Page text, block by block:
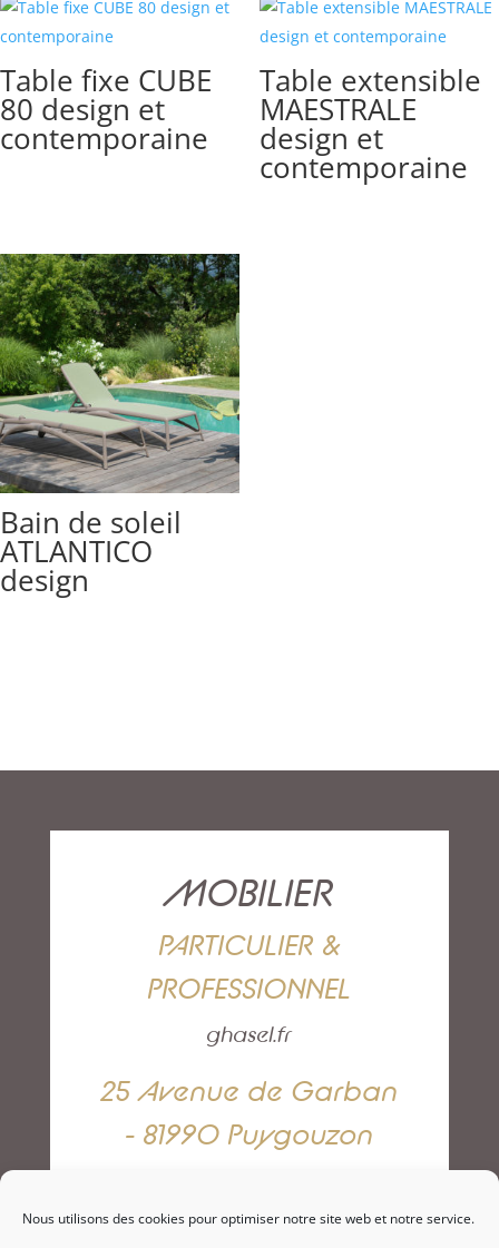
Nous utilisons des cookies pour optimiser notre site web et notre service.
Table fixe CUBE
80 design et
contemporaine
Table extensible
MAESTRALE
design et
contemporaine
Bain de soleil
ATLANTICO
design
MOBILIER
PARTICULIER &
PROFESSIONNEL
ghasel.fr
25 Avenue de Garban
- 81990 Puygouzon